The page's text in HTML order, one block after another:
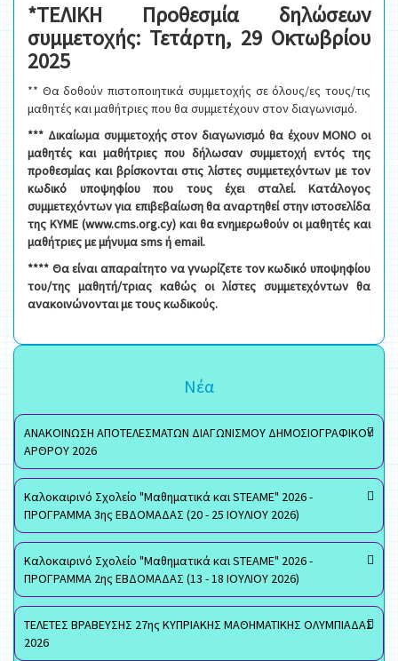
*ΤΕΛΙΚΗ Προθεσμία δηλώσεων
συμμετοχής: Τετάρτη, 29 Οκτωβρίου
2025
** Θα δοθούν πιστοποιητικά συμμετοχής σε όλους/ες τους/τις
μαθητές και μαθήτριες που θα συμμετέχουν στον διαγωνισμό.
*** Δικαίωμα συμμετοχής στον διαγωνισμό θα έχουν ΜΟΝΟ οι
μαθητές και μαθήτριες που δήλωσαν συμμετοχή εντός της
προθεσμίας και βρίσκονται στις λίστες συμμετεχόντων με τον
κωδικό υποψηφίου που τους έχει σταλεί. Κατάλογος
συμμετεχόντων για επιβεβαίωση θα αναρτηθεί στην ιστοσελίδα
της ΚΥΜΕ (www.cms.org.cy) και θα ενημερωθούν οι μαθητές και
μαθήτριες με μήνυμα sms ή email.
**** Θα είναι απαραίτητο να γνωρίζετε τον κωδικό υποψηφίου
του/της μαθητή/τριας καθώς οι λίστες συμμετεχόντων θα
ανακοινώνονται με τους κωδικούς.
Νέα
ΑΝΑΚΟΙΝΩΣΗ ΑΠΟΤΕΛΕΣΜΑΤΩΝ ΔΙΑΓΩΝΙΣΜΟΥ ΔΗΜΟΣΙΟΓΡΑΦΙΚΟΥ
ΑΡΘΡΟΥ 2026
Καλοκαιρινό Σχολείο "Μαθηματικά και STEAME" 2026 -
ΠΡΟΓΡΑΜΜΑ 3ης ΕΒΔΟΜΑΔΑΣ (20 - 25 ΙΟΥΛΙΟΥ 2026)
Καλοκαιρινό Σχολείο "Μαθηματικά και STEAME" 2026 -
ΠΡΟΓΡΑΜΜΑ 2ης ΕΒΔΟΜΑΔΑΣ (13 - 18 ΙΟΥΛΙΟΥ 2026)
ΤΕΛΕΤΕΣ ΒΡΑΒΕΥΣΗΣ 27ης ΚΥΠΡΙΑΚΗΣ ΜΑΘΗΜΑΤΙΚΗΣ ΟΛΥΜΠΙΑΔΑΣ
2026